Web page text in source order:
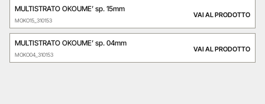
MULTISTRATO OKOUME’ sp. 15mm
MOKO15_310153
VAI AL PRODOTTO
MULTISTRATO OKOUME’ sp. 04mm
MOKO04_310153
VAI AL PRODOTTO